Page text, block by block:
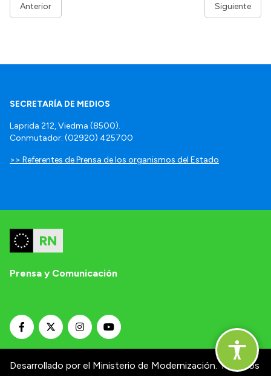
Anterior Siguiente
SECRETARÍA DE MEDIOS
Laprida 212, Viedma (8500).
Conmutador: (02920) 425700
>> Referentes de Prensa de los organismos del Estado
Prensa y Comunicación
Desarrollado por el Ministerio de Modernización. Términos